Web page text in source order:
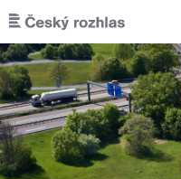
Přejít k hlavnímu obsahu